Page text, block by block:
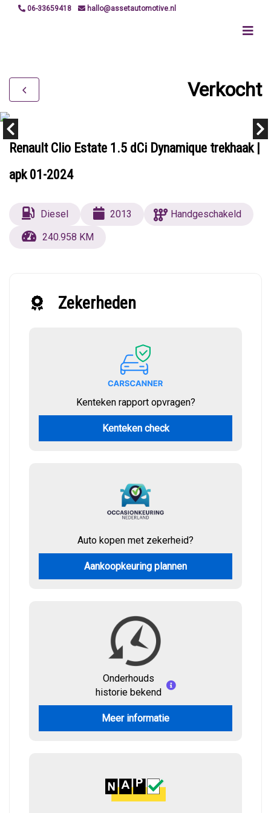
06-33659418 hallo@assetautomotive.nl
Verkocht
Renault Clio Estate 1.5 dCi Dynamique trekhaak |
apk 01-2024
Diesel 2013
Handgeschakeld
240.958 KM
Zekerheden
Kenteken rapport opvragen?
Kenteken check
Auto kopen met zekerheid?
Aankoopkeuring plannen
Onderhouds
historie bekend
Meer informatie